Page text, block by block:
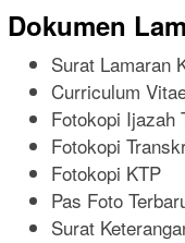
Dokumen
Surat Lamaran
Curriculum
Fotokopi Ijazah
Fotokopi
Fotokopi KTP
Pas Foto
Surat